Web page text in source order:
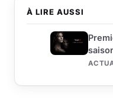
À LIRE AUSSI